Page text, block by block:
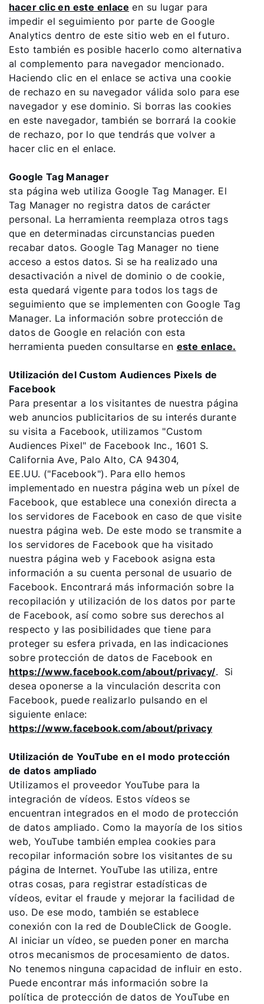
hacer clic en este enlace en su lugar para
impedir el seguimiento por parte de Google
Analytics dentro de este sitio web en el futuro.
Esto también es posible hacerlo como alternativa
al complemento para navegador mencionado.
Haciendo clic en el enlace se activa una cookie
de rechazo en su navegador válida solo para ese
navegador y ese dominio. Si borras las cookies
en este navegador, también se borrará la cookie
de rechazo, por lo que tendrás que volver a
hacer clic en el enlace.
Google Tag Manager
sta página web utiliza Google Tag Manager. El
Tag Manager no registra datos de carácter
personal. La herramienta reemplaza otros tags
que en determinadas circunstancias pueden
recabar datos. Google Tag Manager no tiene
acceso a estos datos. Si se ha realizado una
desactivación a nivel de dominio o de cookie,
esta quedará vigente para todos los tags de
seguimiento que se implementen con Google Tag
Manager. La información sobre protección de
datos de Google en relación con esta
herramienta pueden consultarse en este enlace.
Utilización del Custom Audiences Pixels de
Facebook
Para presentar a los visitantes de nuestra página
web anuncios publicitarios de su interés durante
su visita a Facebook, utilizamos "Custom
Audiences Pixel" de Facebook Inc., 1601 S.
California Ave, Palo Alto, CA 94304,
EE.UU. ("Facebook"). Para ello hemos
implementado en nuestra página web un píxel de
Facebook, que establece una conexión directa a
los servidores de Facebook en caso de que visite
nuestra página web. De este modo se transmite a
los servidores de Facebook que ha visitado
nuestra página web y Facebook asigna esta
información a su cuenta personal de usuario de
Facebook. Encontrará más información sobre la
recopilación y utilización de los datos por parte
de Facebook, así como sobre sus derechos al
respecto y las posibilidades que tiene para
proteger su esfera privada, en las indicaciones
sobre protección de datos de Facebook en
https://www.facebook.com/about/privacy/. Si
desea oponerse a la vinculación descrita con
Facebook, puede realizarlo pulsando en el
siguiente enlace:
https://www.facebook.com/about/privacy
Utilización de YouTube en el modo protección
de datos ampliado
Utilizamos el proveedor YouTube para la
integración de vídeos. Estos vídeos se
encuentran integrados en el modo de protección
de datos ampliado. Como la mayoría de los sitios
web, YouTube también emplea cookies para
recopilar información sobre los visitantes de su
página de Internet. YouTube las utiliza, entre
otras cosas, para registrar estadísticas de
vídeos, evitar el fraude y mejorar la facilidad de
uso. De ese modo, también se establece
conexión con la red de DoubleClick de Google.
Al iniciar un vídeo, se pueden poner en marcha
otros mecanismos de procesamiento de datos.
No tenemos ninguna capacidad de influir en esto.
Puede encontrar más información sobre la
política de protección de datos de YouTube en